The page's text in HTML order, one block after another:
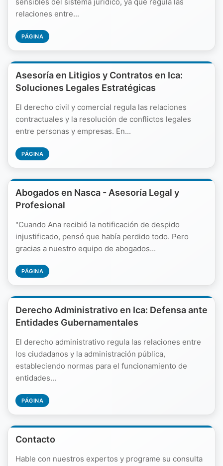
relaciones entre...
PÁGINA
Asesoría en Litigios y Contratos en Ica:
Soluciones Legales Estratégicas
El derecho civil y comercial regula las relaciones
contractuales y la resolución de conflictos legales
entre personas y empresas. En...
PÁGINA
Abogados en Nasca - Asesoría Legal y
Profesional
"Cuando Ana recibió la notificación de despido
injustificado, pensó que había perdido todo. Pero
gracias a nuestro equipo de abogados...
PÁGINA
Derecho Administrativo en Ica: Defensa ante
Entidades Gubernamentales
El derecho administrativo regula las relaciones entre
los ciudadanos y la administración pública,
estableciendo normas para el funcionamiento de
entidades...
PÁGINA
Contacto
Hable con nuestros expertos y programe su consulta